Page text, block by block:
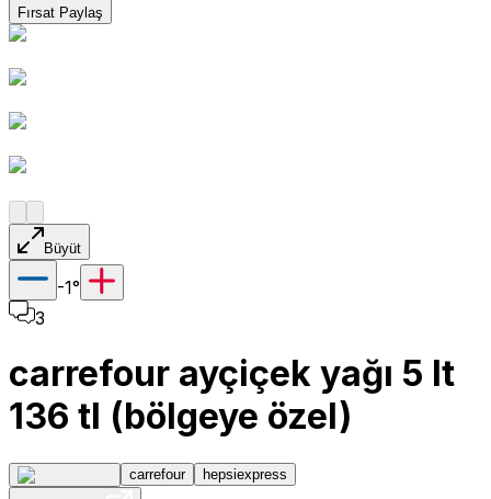
Fırsat Paylaş
Büyüt
-1°
3
carrefour ayçiçek yağı 5 lt
136 tl (bölgeye özel)
carrefour hepsiexpress